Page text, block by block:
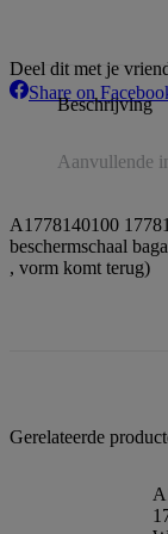
Deel dit met je
Share on
Beschrijving
Aanvullende
A1778140100
beschermschaal
, vorm komt terug)
Gerelateerde